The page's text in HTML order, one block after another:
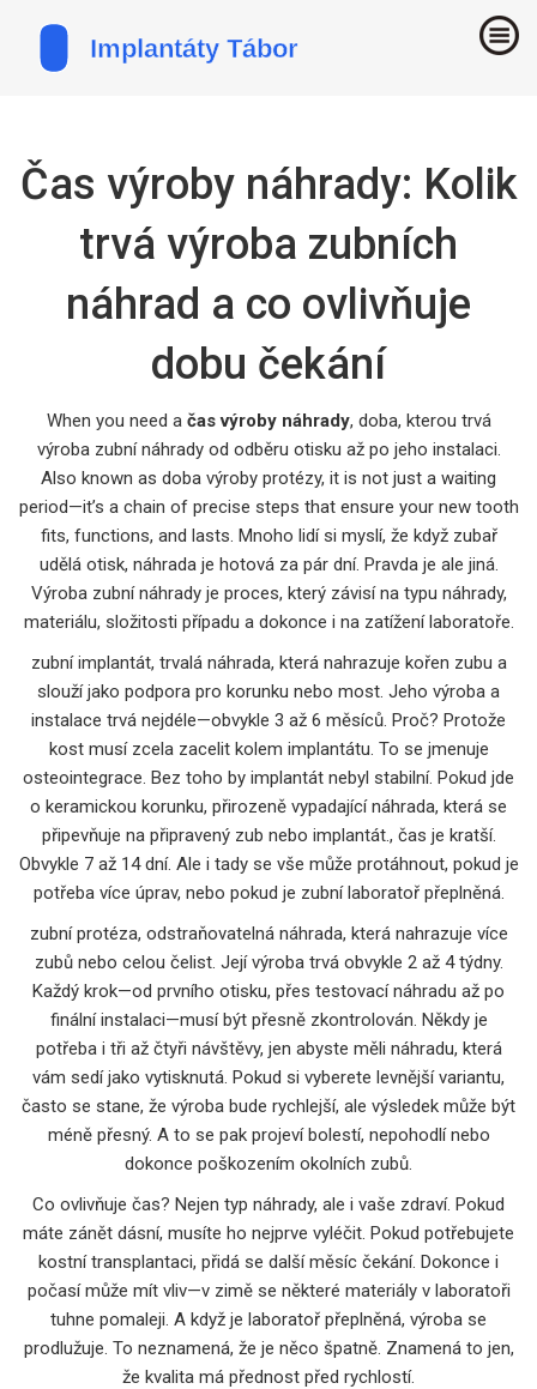
Čas výroby náhrady: Kolik
trvá výroba zubních
náhrad a co ovlivňuje
dobu čekání
When you need a čas výroby náhrady, doba, kterou trvá
výroba zubní náhrady od odběru otisku až po jeho instalaci.
Also known as doba výroby protézy, it is not just a waiting
period—it’s a chain of precise steps that ensure your new tooth
fits, functions, and lasts. Mnoho lidí si myslí, že když zubař
udělá otisk, náhrada je hotová za pár dní. Pravda je ale jiná.
Výroba zubní náhrady je proces, který závisí na typu náhrady,
materiálu, složitosti případu a dokonce i na zatížení laboratoře.
zubní implantát, trvalá náhrada, která nahrazuje kořen zubu a
slouží jako podpora pro korunku nebo most. Jeho výroba a
instalace trvá nejdéle—obvykle 3 až 6 měsíců. Proč? Protože
kost musí zcela zacelit kolem implantátu. To se jmenuje
osteointegrace. Bez toho by implantát nebyl stabilní. Pokud jde
o keramickou korunku, přirozeně vypadající náhrada, která se
připevňuje na připravený zub nebo implantát., čas je kratší.
Obvykle 7 až 14 dní. Ale i tady se vše může protáhnout, pokud je
potřeba více úprav, nebo pokud je zubní laboratoř přeplněná.
zubní protéza, odstraňovatelná náhrada, která nahrazuje více
zubů nebo celou čelist. Její výroba trvá obvykle 2 až 4 týdny.
Každý krok—od prvního otisku, přes testovací náhradu až po
finální instalaci—musí být přesně zkontrolován. Někdy je
potřeba i tři až čtyři návštěvy, jen abyste měli náhradu, která
vám sedí jako vytisknutá. Pokud si vyberete levnější variantu,
často se stane, že výroba bude rychlejší, ale výsledek může být
méně přesný. A to se pak projeví bolestí, nepohodlí nebo
dokonce poškozením okolních zubů.
Co ovlivňuje čas? Nejen typ náhrady, ale i vaše zdraví. Pokud
máte zánět dásní, musíte ho nejprve vyléčit. Pokud potřebujete
kostní transplantaci, přidá se další měsíc čekání. Dokonce i
počasí může mít vliv—v zimě se některé materiály v laboratoři
tuhne pomaleji. A když je laboratoř přeplněná, výroba se
prodlužuje. To neznamená, že je něco špatně. Znamená to jen,
že kvalita má přednost před rychlostí.